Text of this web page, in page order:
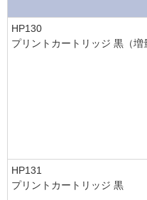
HP130
プリントカートリッジ 黒（増
HP131
プリントカートリッジ 黒